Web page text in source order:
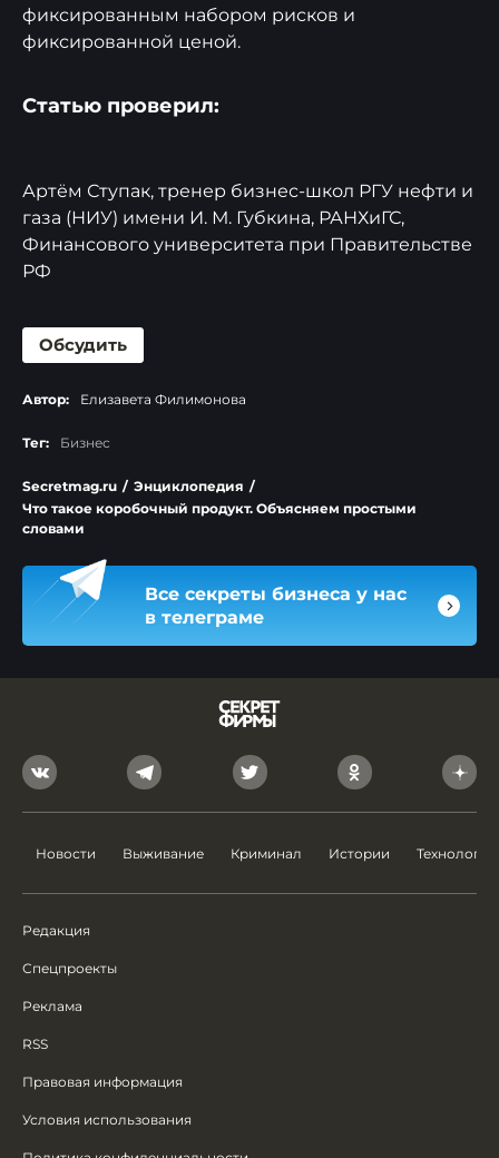
фиксированным набором рисков и
фиксированной ценой.
Статью проверил:
Артём Ступак, тренер бизнес-школ РГУ нефти и
газа (НИУ) имени И. М. Губкина, РАНХиГС,
Финансового университета при Правительстве
РФ
Обсудить
Автор: Елизавета Филимонова
Тег: Бизнес
Secretmag.ru / Энциклопедия /
Что такое коробочный продукт. Объясняем простыми
словами
Все секреты бизнеса у нас
в телеграме
Новости Выживание Криминал Истории Технологии
Редакция
Спецпроекты
Реклама
RSS
Правовая информация
Условия использования